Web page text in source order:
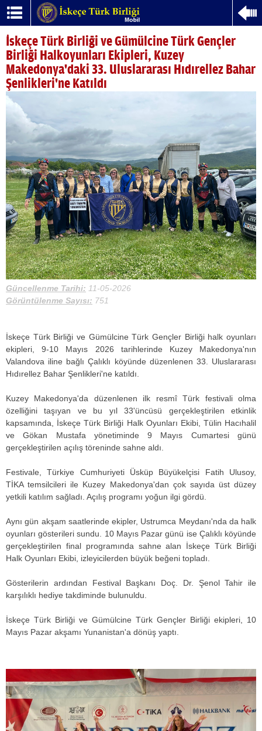
İskeçe Türk Birliği ve Gümülcine Türk Gençler
Birliği Halkoyunları Ekipleri, Kuzey
Makedonya'daki 33. Uluslararası Hıdırellez Bahar
Şenlikleri'ne Katıldı
Güncellenme Tarihi: 11-05-2026
Görüntülenme Sayısı: 751
İskeçe Türk Birliği ve Gümülcine Türk Gençler Birliği halk oyunları
ekipleri, 9-10 Mayıs 2026 tarihlerinde Kuzey Makedonya'nın
Valandova iline bağlı Çalıklı köyünde düzenlenen 33. Uluslararası
Hıdırellez Bahar Şenlikleri'ne katıldı.
Kuzey Makedonya'da düzenlenen ilk resmî Türk festivali olma
özelliğini taşıyan ve bu yıl 33'üncüsü gerçekleştirilen etkinlik
kapsamında, İskeçe Türk Birliği Halk Oyunları Ekibi, Tülin Hacıhalil
ve Gökan Mustafa yönetiminde 9 Mayıs Cumartesi günü
gerçekleştirilen açılış töreninde sahne aldı.
Festivale, Türkiye Cumhuriyeti Üsküp Büyükelçisi Fatih Ulusoy,
TİKA temsilcileri ile Kuzey Makedonya'dan çok sayıda üst düzey
yetkili katılım sağladı. Açılış programı yoğun ilgi gördü.
Aynı gün akşam saatlerinde ekipler, Ustrumca Meydanı'nda da halk
oyunları gösterileri sundu. 10 Mayıs Pazar günü ise Çalıklı köyünde
gerçekleştirilen final programında sahne alan İskeçe Türk Birliği
Halk Oyunları Ekibi, izleyicilerden büyük beğeni topladı.
Gösterilerin ardından Festival Başkanı Doç. Dr. Şenol Tahir ile
karşılıklı hediye takdiminde bulunuldu.
İskeçe Türk Birliği ve Gümülcine Türk Gençler Birliği ekipleri, 10
Mayıs Pazar akşamı Yunanistan'a dönüş yaptı.